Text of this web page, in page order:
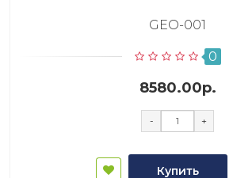
GEO-001
0
8580.00р.
- +
Купить